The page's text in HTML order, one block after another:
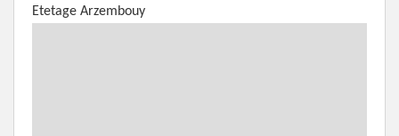
Etetage Arzembouy